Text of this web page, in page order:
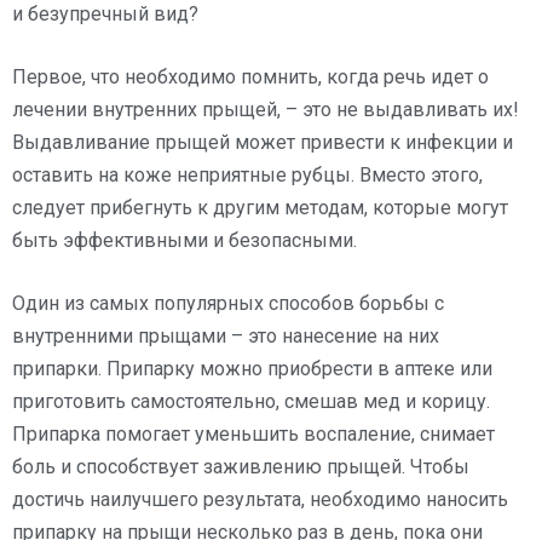
и безупречный вид?
Первое, что необходимо помнить, когда речь идет о
лечении внутренних прыщей, – это не выдавливать их!
Выдавливание прыщей может привести к инфекции и
оставить на коже неприятные рубцы. Вместо этого,
следует прибегнуть к другим методам, которые могут
быть эффективными и безопасными.
Один из самых популярных способов борьбы с
внутренними прыщами – это нанесение на них
припарки. Припарку можно приобрести в аптеке или
приготовить самостоятельно, смешав мед и корицу.
Припарка помогает уменьшить воспаление, снимает
боль и способствует заживлению прыщей. Чтобы
достичь наилучшего результата, необходимо наносить
припарку на прыщи несколько раз в день, пока они